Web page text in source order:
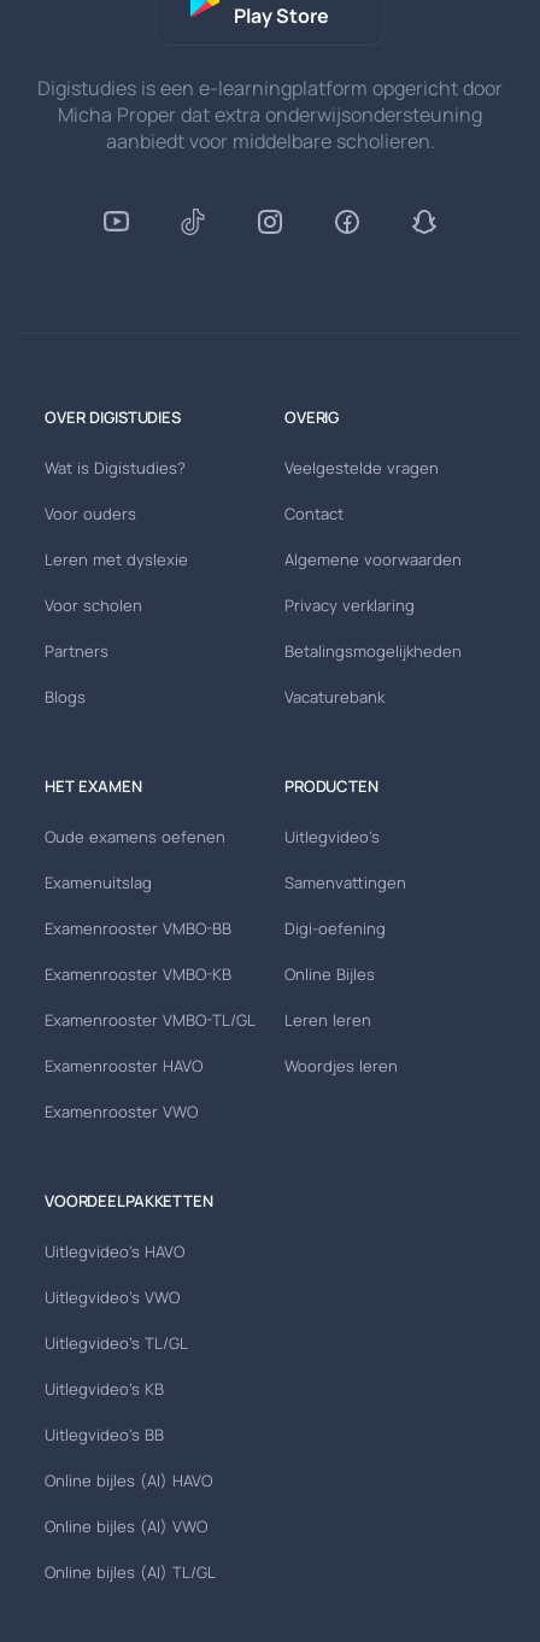
Play Store
Digistudies is een e-learningplatform opgericht door
Micha Proper dat extra onderwijsondersteuning
aanbiedt voor middelbare scholieren.
OVER DIGISTUDIES
Wat is Digistudies?
Voor ouders
Leren met dyslexie
Voor scholen
Partners
Blogs
OVERIG
Veelgestelde vragen
Contact
Algemene voorwaarden
Privacy verklaring
Betalingsmogelijkheden
Vacaturebank
HET EXAMEN
Oude examens oefenen
Examenuitslag
Examenrooster VMBO-BB
Examenrooster VMBO-KB
Examenrooster VMBO-TL/GL
Examenrooster HAVO
Examenrooster VWO
PRODUCTEN
Uitlegvideo's
Samenvattingen
Digi-oefening
Online Bijles
Leren leren
Woordjes leren
VOORDEELPAKKETTEN
Uitlegvideo's HAVO
Uitlegvideo's VWO
Uitlegvideo's TL/GL
Uitlegvideo's KB
Uitlegvideo's BB
Online bijles (AI) HAVO
Online bijles (AI) VWO
Online bijles (AI) TL/GL